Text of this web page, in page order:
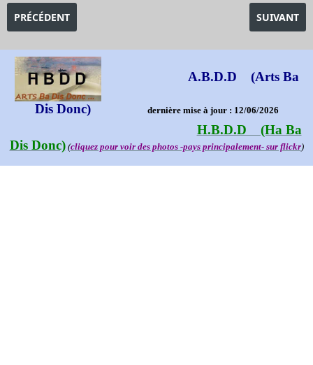
ARTICLE PRÉCÉDENT : EXPOSITION AMEDEO MODIGLIANI -
PRÉCÉDENT ARTICLE
SUIVANT
A.B.D.D (Arts Ba
Dis Donc) dernière mise à jour : 12/06/2026
H.B.D.D (Ha Ba
Dis Donc)(cliquez pour voir des photos -pays principalement- sur flickr)